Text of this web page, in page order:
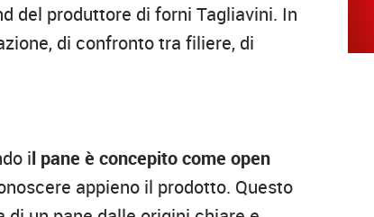
del produttore di forni Tagliavini. In
di confronto tra filiere, di
il pane è concepito come open
appieno il prodotto. Questo